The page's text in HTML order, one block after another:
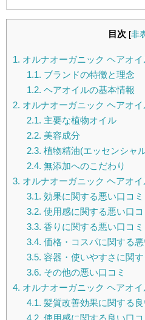
目次 [非
1. オルナオーガニック ヘアオ
1.1. ブランドの特徴と理念
1.2. ヘアオイルの基本情報
2. オルナオーガニック ヘアオ
2.1. 主要な植物オイル
2.2. 美容成分
2.3. 植物精油(エッセンシャ
2.4. 無添加へのこだわり
3. オルナオーガニック ヘアオイ
3.1. 効果に関する悪い口コミ
3.2. 使用感に関する悪い口コ
3.3. 香りに関する悪い口コミ
3.4. 価格・コスパに関する悪
3.5. 容器・使いやすさに関す
3.6. その他の悪い口コミ
4. オルナオーガニック ヘアオイ
4.1. 髪質改善効果に関する良